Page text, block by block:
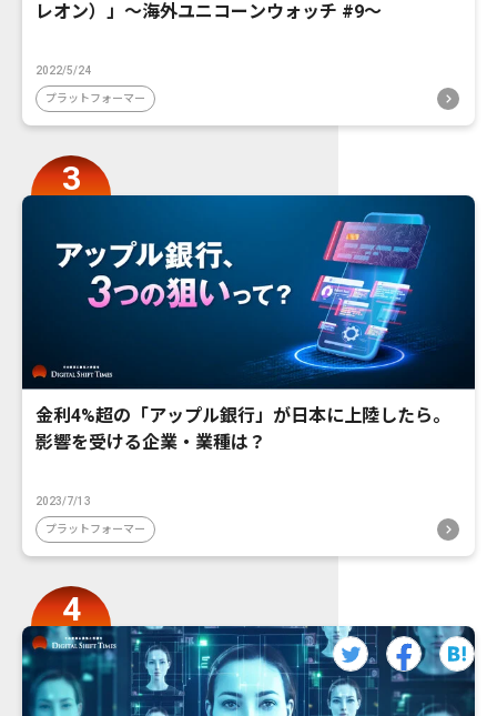
レオン）」〜海外ユニコーンウォッチ #9〜
2022/5/24
プラットフォーマー
金利4%超の「アップル銀行」が日本に上陸したら。
影響を受ける企業・業種は？
2023/7/13
プラットフォーマー